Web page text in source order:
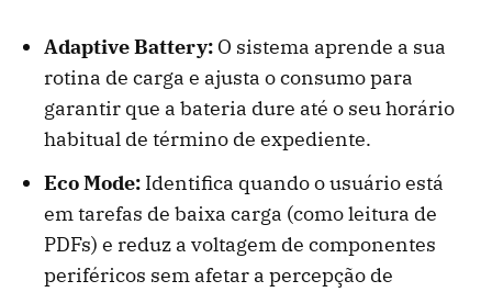
Adaptive Battery: O sistema aprende a sua
rotina de carga e ajusta o consumo para
garantir que a bateria dure até o seu horário
habitual de término de expediente.
Eco Mode: Identifica quando o usuário está
em tarefas de baixa carga (como leitura de
PDFs) e reduz a voltagem de componentes
periféricos sem afetar a percepção de